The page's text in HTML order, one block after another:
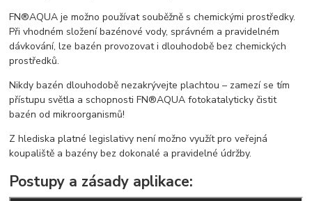
FN®AQUA je možno používat souběžně s chemickými prostředky.
Při vhodném složení bazénové vody, správném a pravidelném
dávkování, lze bazén provozovat i dlouhodobě bez chemických
prostředků.
Nikdy bazén dlouhodobě nezakrývejte plachtou – zamezí se tím
přístupu světla a schopnosti FN®AQUA fotokatalyticky čistit
bazén od mikroorganismů!
Z hlediska platné legislativy není možno využít pro veřejná
koupaliště a bazény bez dokonalé a pravidelné údržby.
Postupy a zásady aplikace: